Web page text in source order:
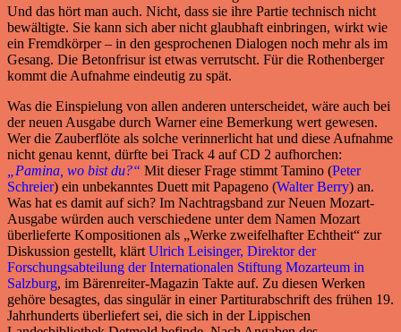
Und das hört man auch. Nicht, dass sie ihre Partie technisch nicht
bewältigte. Sie kann sich aber nicht glaubhaft einbringen, wirkt wie
ein Fremdkörper – in den gesprochenen Dialogen noch mehr als im
Gesang. Die Betonfrisur ist etwas verrutscht. Für die Rothenberger
kommt die Aufnahme eindeutig zu spät.
Was die Einspielung von allen anderen unterscheidet, wäre auch bei
der neuen Ausgabe durch Warner eine Bemerkung wert gewesen.
Wer die Zauberflöte als solche verinnerlicht hat und diese Aufnahme
nicht genau kennt, dürfte bei Track 4 auf CD 2 aufhorchen:
„Pamina, wo bist du?“ Mit dieser Frage stimmt Tamino (Peter
Schreier) ein unbekanntes Duett mit Papageno (Walter Berry) an.
Was hat es damit auf sich? Im Nachtragsband zur Neuen Mozart-
Ausgabe würden auch verschiedene unter dem Namen Mozart
überlieferte Kompositionen als „Werke zweifelhafter Echtheit“ zur
Diskussion gestellt, klärt Ulrich Leisinger, Direktor der
Forschungsabteilung der Internationalen Stiftung Mozarteum in
Salzburg, im Bärenreiter-Magazin Takte auf. Zu diesen Werken
gehöre besagtes, das singulär in einer Partiturabschrift des frühen 19.
Jahrhunderts überliefert sei, die sich in der Lippischen